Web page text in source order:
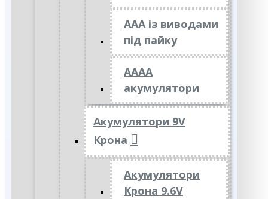
ААА із виводами
під пайку
АААА
акумулятори
Акумулятори 9V
Крона
Акумулятори
Крона 9.6V